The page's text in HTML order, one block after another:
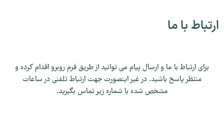
ارتباط با ما
برای ارتباط با ما و ارسال پیام می توانید از طریق فرم روبرو اقدام کرده و
منتظر پاسخ باشید. در غیر اینصورت جهت ارتباط تلفنی در ساعات
مشخص شده با شماره زیر تماس بگیرید.